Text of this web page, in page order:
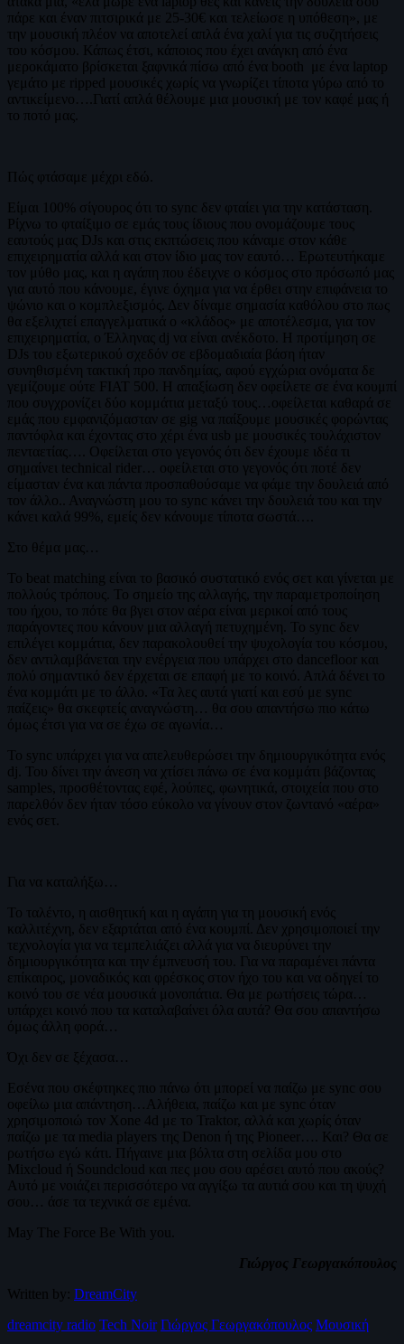
πάρε και έναν πιτσιρικά με 25-30€ και τελείωσε η υπόθεση», με
την μουσική πλέον να αποτελεί απλά ένα χαλί για τις συζητήσεις
του κόσμου. Κάπως έτσι, κάποιος που έχει ανάγκη από ένα
μεροκάματο βρίσκεται ξαφνικά πίσω από ένα booth με ένα laptop
γεμάτο με ripped μουσικές χωρίς να γνωρίζει τίποτα γύρω από το
αντικείμενο….Γιατί απλά θέλουμε μια μουσική με τον καφέ μας ή
το ποτό μας.
Πώς φτάσαμε μέχρι εδώ.
Είμαι 100% σίγουρος ότι το sync δεν φταίει για την κατάσταση.
Ρίχνω το φταίξιμο σε εμάς τους ίδιους που ονομάζουμε τους
εαυτούς μας DJs και στις εκπτώσεις που κάναμε στον κάθε
επιχειρηματία αλλά και στον ίδιο μας τον εαυτό… Ερωτευτήκαμε
τον μύθο μας, και η αγάπη που έδειχνε ο κόσμος στο πρόσωπό μας
για αυτό που κάνουμε, έγινε όχημα για να έρθει στην επιφάνεια το
ψώνιο και ο κομπλεξισμός. Δεν δίναμε σημασία καθόλου στο πως
θα εξελιχτεί επαγγελματικά ο «κλάδος» με αποτέλεσμα, για τον
επιχειρηματία, ο Έλληνας dj να είναι ανέκδοτο. Η προτίμηση σε
DJs του εξωτερικού σχεδόν σε εβδομαδιαία βάση ήταν
συνηθισμένη τακτική προ πανδημίας, αφού εγχώρια ονόματα δε
γεμίζουμε ούτε FIAT 500. Η απαξίωση δεν οφείλετε σε ένα κουμπί
που συγχρονίζει δύο κομμάτια μεταξύ τους…οφείλεται καθαρά σε
εμάς που εμφανιζόμασταν σε gig να παίξουμε μουσικές φορώντας
παντόφλα και έχοντας στο χέρι ένα usb με μουσικές τουλάχιστον
πενταετίας…. Οφείλεται στο γεγονός ότι δεν έχουμε ιδέα τι
σημαίνει technical rider… οφείλεται στο γεγονός ότι ποτέ δεν
είμασταν ένα και πάντα προσπαθούσαμε να φάμε την δουλειά από
τον άλλο.. Αναγνώστη μου το sync κάνει την δουλειά του και την
κάνει καλά 99%, εμείς δεν κάνουμε τίποτα σωστά….
Στο θέμα μας…
To beat matching είναι το βασικό συστατικό ενός σετ και γίνεται με
πολλούς τρόπους. Το σημείο της αλλαγής, την παραμετροποίηση
του ήχου, το πότε θα βγει στον αέρα είναι μερικοί από τους
παράγοντες που κάνουν μια αλλαγή πετυχημένη. Το sync δεν
επιλέγει κομμάτια, δεν παρακολουθεί την ψυχολογία του κόσμου,
δεν αντιλαμβάνεται την ενέργεια που υπάρχει στο dancefloor και
πολύ σημαντικό δεν έρχεται σε επαφή με το κοινό. Απλά δένει το
ένα κομμάτι με το άλλο. «Τα λες αυτά γιατί και εσύ με sync
παίζεις» θα σκεφτείς αναγνώστη… θα σου απαντήσω πιο κάτω
όμως έτσι για να σε έχω σε αγωνία…
Το sync υπάρχει για να απελευθερώσει την δημιουργικότητα ενός
dj. Του δίνει την άνεση να χτίσει πάνω σε ένα κομμάτι βάζοντας
samples, προσθέτοντας εφέ, λούπες, φωνητικά, στοιχεία που στο
παρελθόν δεν ήταν τόσο εύκολο να γίνουν στον ζωντανό «αέρα»
ενός σετ.
Για να καταλήξω…
Το ταλέντο, η αισθητική και η αγάπη για τη μουσική ενός
καλλιτέχνη, δεν εξαρτάται από ένα κουμπί. Δεν χρησιμοποιεί την
τεχνολογία για να τεμπελιάζει αλλά για να διευρύνει την
δημιουργικότητα και την έμπνευσή του. Για να παραμένει πάντα
επίκαιρος, μοναδικός και φρέσκος στον ήχο του και να οδηγεί το
κοινό του σε νέα μουσικά μονοπάτια. Θα με ρωτήσεις τώρα…
υπάρχει κοινό που τα καταλαβαίνει όλα αυτά? Θα σου απαντήσω
όμως άλλη φορά…
Όχι δεν σε ξέχασα…
Εσένα που σκέφτηκες πιο πάνω ότι μπορεί να παίζω με sync σου
οφείλω μια απάντηση…Αλήθεια, παίζω και με sync όταν
χρησιμοποιώ τον Xone 4d με το Traktor, αλλά και χωρίς όταν
παίζω με τα media players της Denon ή της Pioneer…. Και? Θα σε
ρωτήσω εγώ κάτι. Πήγαινε μια βόλτα στη σελίδα μου στο
Mixcloud ή Soundcloud και πες μου σου αρέσει αυτό που ακούς?
Αυτό με νοιάζει περισσότερο να αγγίξω τα αυτιά σου και τη ψυχή
σου… άσε τα τεχνικά σε εμένα.
May The Force Be With you.
Γιώργος Γεωργακόπουλος
Written by: DreamCity
dreamcity radio Tech Noir Γιώργος Γεωργακόπουλος Μουσική